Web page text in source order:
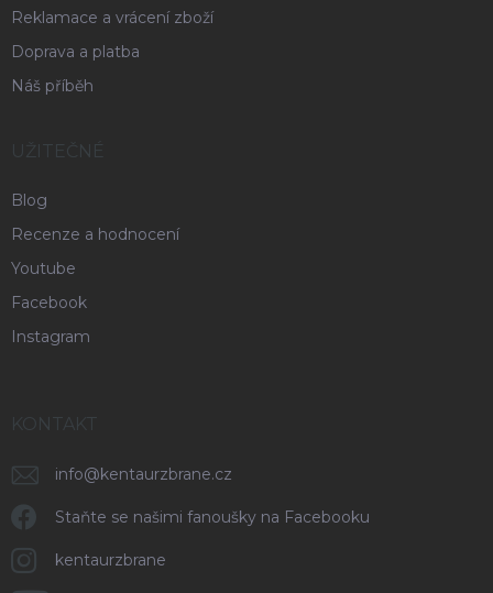
Reklamace a vrácení zboží
Doprava a platba
Náš příběh
UŽITEČNÉ
Blog
Recenze a hodnocení
Youtube
Facebook
Instagram
KONTAKT
info@kentaurzbrane.cz
Staňte se našimi fanoušky na Facebooku
kentaurzbrane